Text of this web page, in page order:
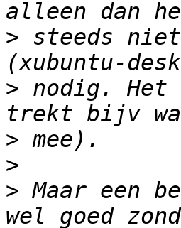
> steeds
> nodig. Het
>
>
> Maar een